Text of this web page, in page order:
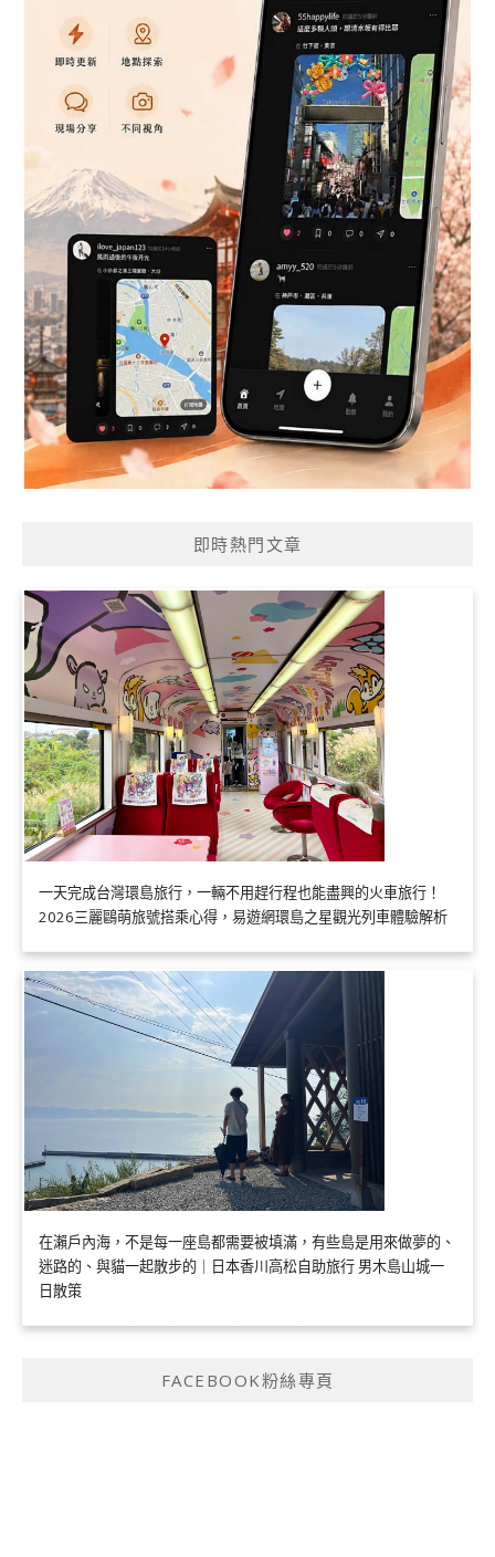
即時熱門文章
一天完成台灣環島旅行，一輛不用趕行程也能盡興的火車旅行！
2026三麗鷗萌旅號搭乘心得，易遊網環島之星觀光列車體驗解析
在瀨戶內海，不是每一座島都需要被填滿，有些島是用來做夢的、
迷路的、與貓一起散步的｜日本香川高松自助旅行 男木島山城一
日散策
FACEBOOK粉絲專頁